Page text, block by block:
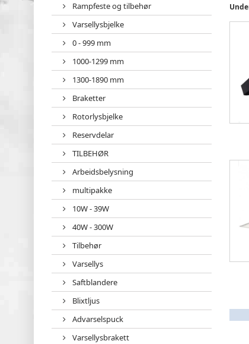
Rampfeste og tilbehør
Varsellysbjelke
0 - 999 mm
1000-1299 mm
1300-1890 mm
Braketter
Rotorlysbjelke
Reservdelar
TILBEHØR
Arbeidsbelysning
multipakke
10W - 39W
40W - 300W
Tilbehør
Varsellys
Saftblandere
Blixtljus
Advarselspuck
Varsellysbrakett